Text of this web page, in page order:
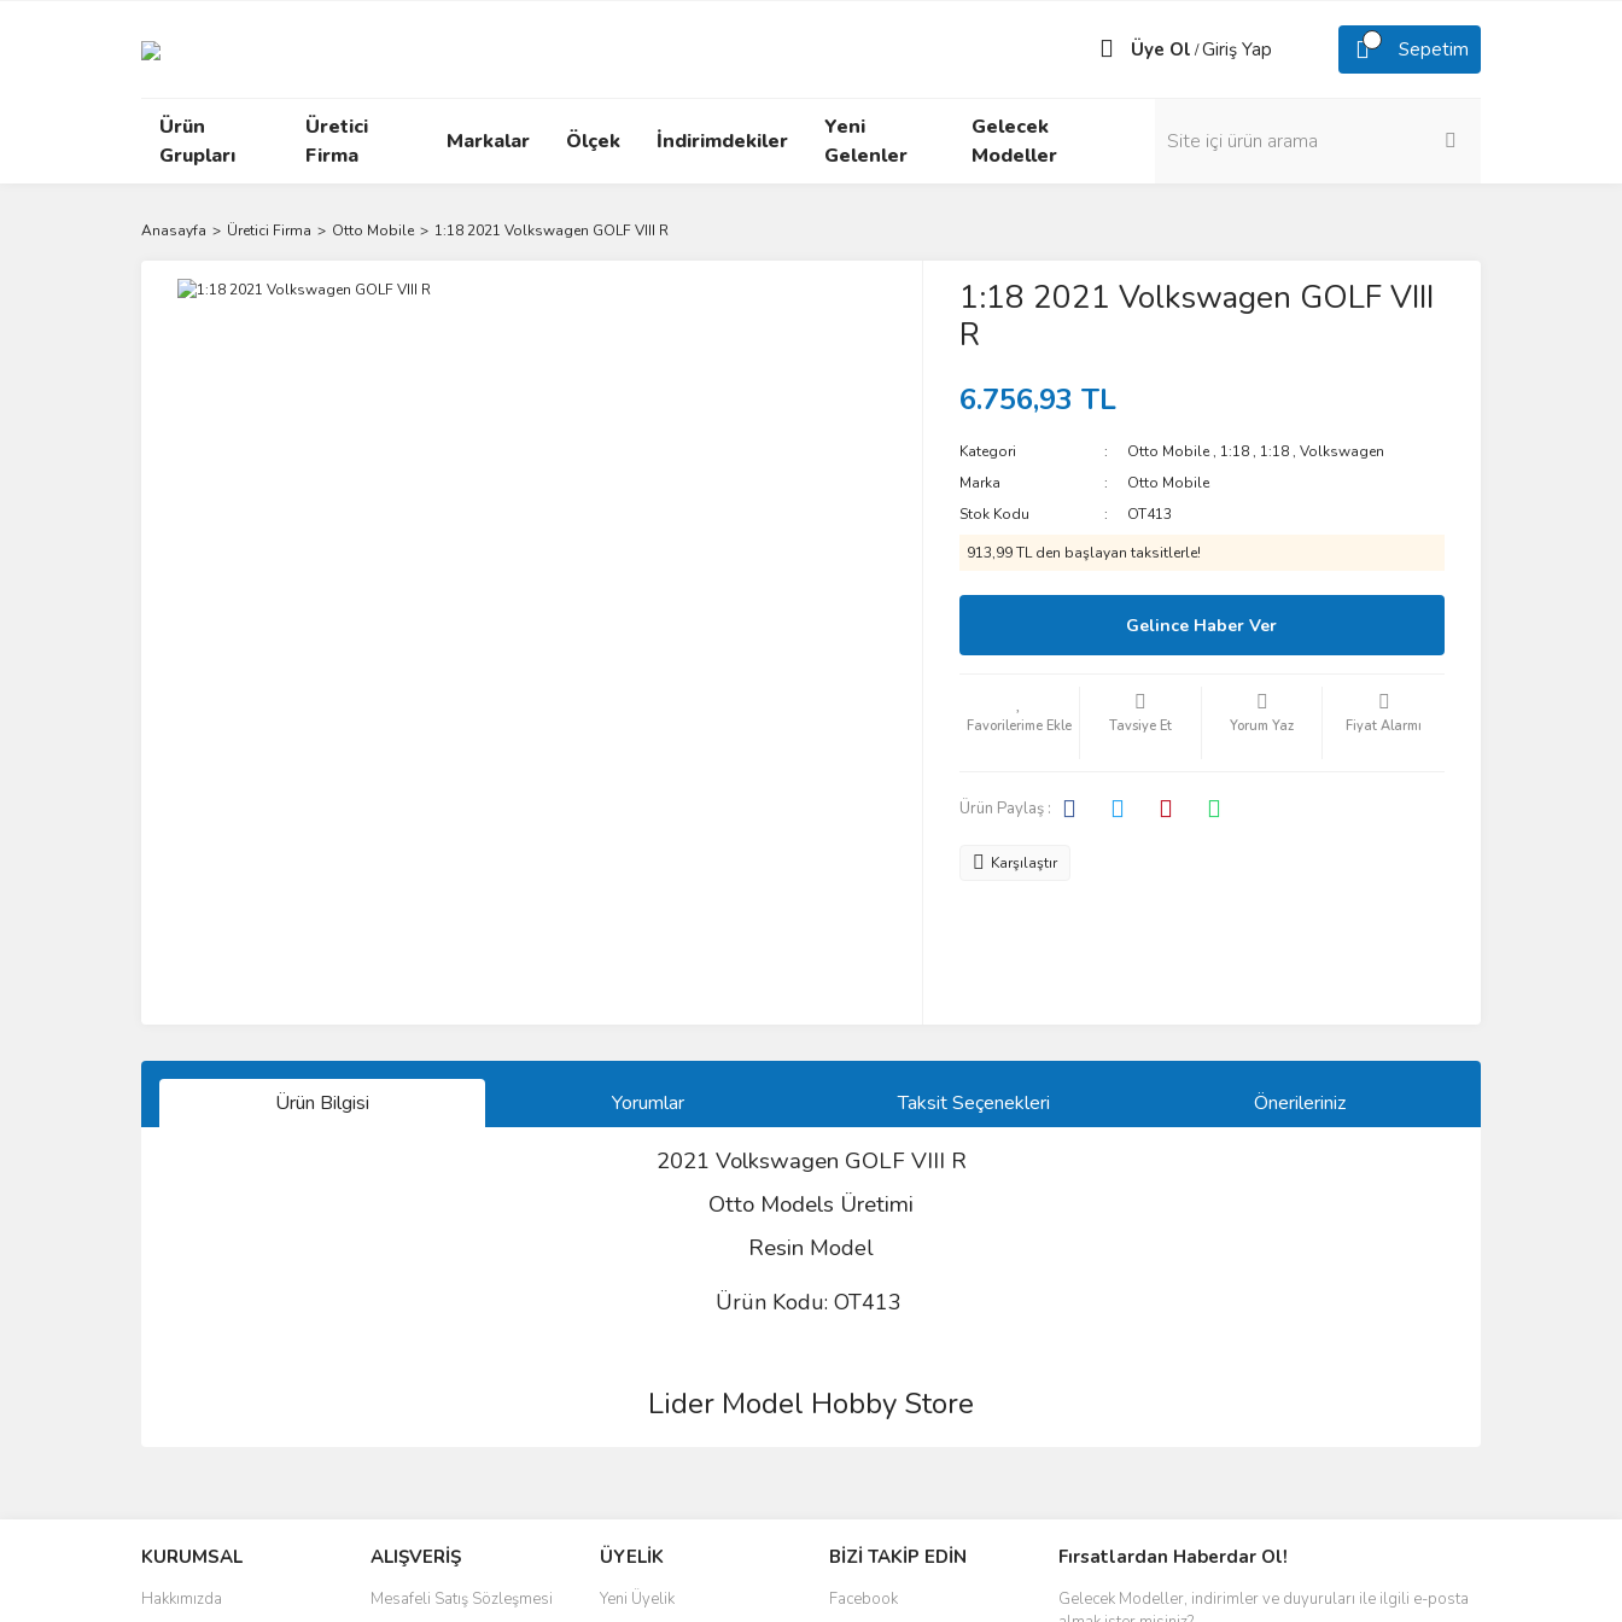
Üye Ol /Giriş Yap Sepetim
Ürün
Grupları
Üretici
Firma
Markalar Ölçek İndirimdekiler
Yeni
Gelenler
Gelecek
Modeller
Anasayfa Üretici Firma Otto Mobile 1:18 2021 Volkswagen GOLF VIII R
1:18 2021 Volkswagen GOLF VIII
R
6.756,93 TL
Kategori Otto Mobile , 1:18 , 1:18 ,Volkswagen
Marka
Otto Mobile
Stok Kodu
OT413
913,99 TL den başlayan taksitlerle!
Gelince Haber Ver
Tavsiye Et Yorum Yaz Fiyat Alarmı
Ürün Paylaş :
Karşılaştır
Ürün Bilgisi Yorumlar Taksit Seçenekleri Önerileriniz
2021 Volkswagen GOLF VIII R
Otto Models Üretimi
Resin Model
Ürün Kodu: OT413
Lider Model Hobby Store
Ürün resmi kalitesiz, bozuk veya görüntülenemiyor.
Ürün açıklamasında eksik bilgiler bulunuyor.
KURUMSAL
Hakkımızda
ALIŞVERİŞ
Mesafeli Satış Sözleşmesi
ÜYELİK
Yeni Üyelik
BİZİ TAKİP EDİN
Facebook
Fırsatlardan Haberdar Ol!
Gelecek Modeller, indirimler ve duyuruları ile ilgili e-posta